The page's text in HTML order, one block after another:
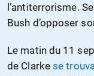
l’antiterrorisme.
Bush d’opposer
Le matin du 11
de Clarke se